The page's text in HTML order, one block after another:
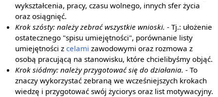
wykształcenia, pracy, czasu wolnego, innych sfer życia
oraz osiągnięć.
Krok szósty: należy zebrać wszystkie wnioski. - Tj.: ułożenie
ostatecznego "spisu umiejętności", porównanie listy
umiejętności zcelami zawodowymi oraz rozmowa z
osobą pracującą na stanowisku, które chcielibyśmy objąć.
Krok siódmy: należy przygotować się do działania. - To
znaczy wykorzystać zebraną we wcześniejszych krokach
wiedzę i przygotować swój życiorys oraz list motywacyjny.